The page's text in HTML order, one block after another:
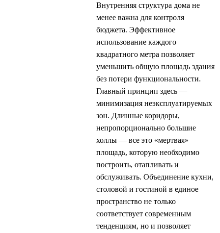
Внутренняя структура дома не
менее важна для контроля
бюджета. Эффективное
использование каждого
квадратного метра позволяет
уменьшить общую площадь здания
без потери функциональности.
Главный принцип здесь —
минимизация неэксплуатируемых
зон. Длинные коридоры,
непропорционально большие
холлы — все это «мертвая»
площадь, которую необходимо
построить, отапливать и
обслуживать. Объединение кухни,
столовой и гостиной в единое
пространство не только
соответствует современным
тенденциям, но и позволяет